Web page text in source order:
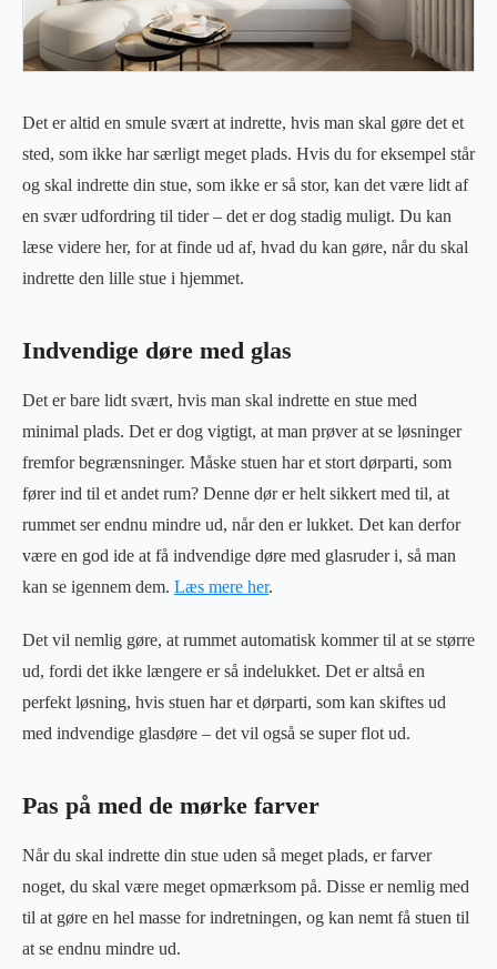
Det er altid en smule svært at indrette, hvis man skal gøre det et
sted, som ikke har særligt meget plads. Hvis du for eksempel står
og skal indrette din stue, som ikke er så stor, kan det være lidt af
en svær udfordring til tider – det er dog stadig muligt. Du kan
læse videre her, for at finde ud af, hvad du kan gøre, når du skal
indrette den lille stue i hjemmet.
Indvendige døre med glas
Det er bare lidt svært, hvis man skal indrette en stue med
minimal plads. Det er dog vigtigt, at man prøver at se løsninger
fremfor begrænsninger. Måske stuen har et stort dørparti, som
fører ind til et andet rum? Denne dør er helt sikkert med til, at
rummet ser endnu mindre ud, når den er lukket. Det kan derfor
være en god ide at få indvendige døre med glasruder i, så man
kan se igennem dem. Læs mere her.
Det vil nemlig gøre, at rummet automatisk kommer til at se større
ud, fordi det ikke længere er så indelukket. Det er altså en
perfekt løsning, hvis stuen har et dørparti, som kan skiftes ud
med indvendige glasdøre – det vil også se super flot ud.
Pas på med de mørke farver
Når du skal indrette din stue uden så meget plads, er farver
noget, du skal være meget opmærksom på. Disse er nemlig med
til at gøre en hel masse for indretningen, og kan nemt få stuen til
at se endnu mindre ud.